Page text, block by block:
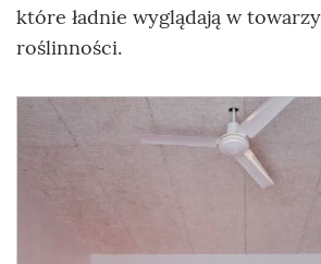
które ładnie wyglądają w
roślinności.